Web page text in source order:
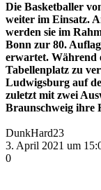
Die Basketballer
weiter im Einsatz.
werden sie im
Bonn zur 80.
erwartet. Während
Tabellenplatz zu
Ludwigsburg auf
zuletzt mit zwei
Braunschweig ihre
DunkHard23
3. April 2021 um
0